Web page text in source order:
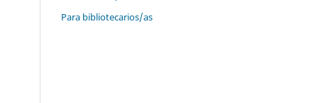
Para bibliotecarios/as